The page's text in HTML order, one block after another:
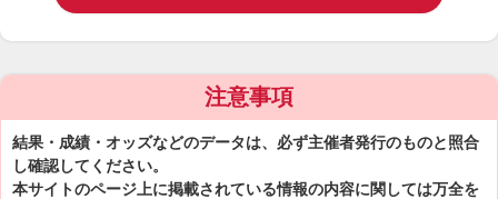
注意事項
結果・成績・オッズなどのデータは、必ず主催者発行のものと照合
し確認してください。
本サイトのページ上に掲載されている情報の内容に関しては万全を